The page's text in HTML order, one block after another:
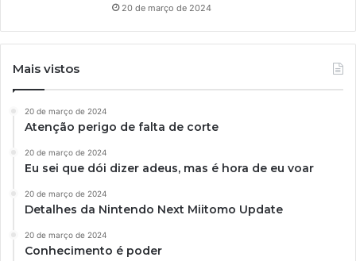
20 de março de 2024
Mais vistos
20 de março de 2024
Atenção perigo de falta de corte
20 de março de 2024
Eu sei que dói dizer adeus, mas é hora de eu voar
20 de março de 2024
Detalhes da Nintendo Next Miitomo Update
20 de março de 2024
Conhecimento é poder